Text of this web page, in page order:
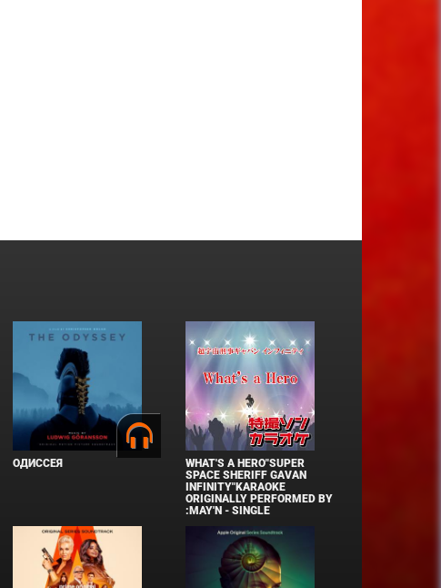
ОДИССЕЯ
WHAT'S A HERO"SUPER
SPACE SHERIFF GAVAN
INFINITY"KARAOKE
ORIGINALLY PERFORMED BY
:MAY'N - SINGLE